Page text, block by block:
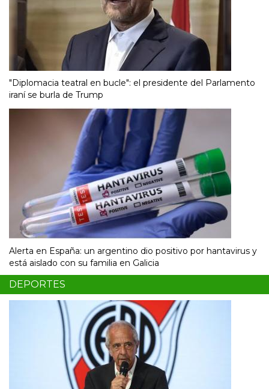
"Diplomacia teatral en bucle": el presidente del Parlamento
iraní se burla de Trump
Alerta en España: un argentino dio positivo por hantavirus y
está aislado con su familia en Galicia
DEPORTES